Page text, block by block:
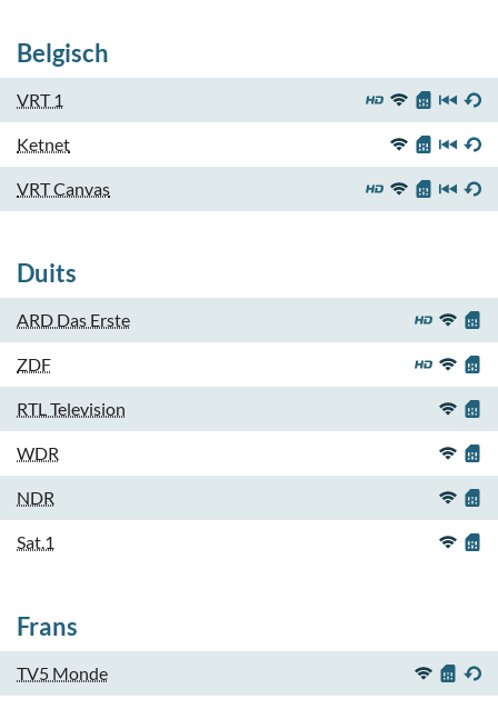
Belgisch
VRT 1
Ketnet
VRT Canvas
Duits
ARD Das Erste
ZDF
RTL Television
WDR
NDR
Sat.1
Frans
TV5 Monde